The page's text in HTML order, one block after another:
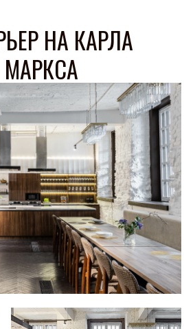
НА КАРЛА
МАРКСА